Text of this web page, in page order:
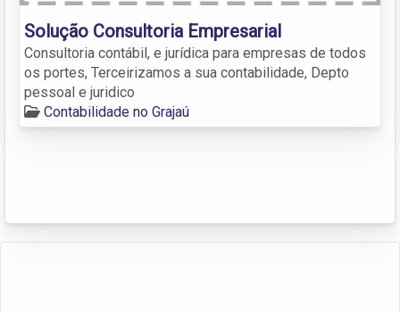
Solução Consultoria Empresarial
Consultoria contábil, e jurídica para empresas de todos
os portes, Terceirizamos a sua contabilidade, Depto
pessoal e juridico
Contabilidade no Grajaú